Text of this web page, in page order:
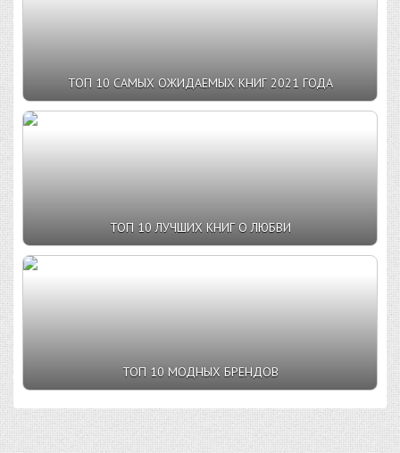
ТОП 10 САМЫХ ОЖИДАЕМЫХ КНИГ 2021 ГОДА
ТОП 10 ЛУЧШИХ КНИГ О ЛЮБВИ
ТОП 10 МОДНЫХ БРЕНДОВ